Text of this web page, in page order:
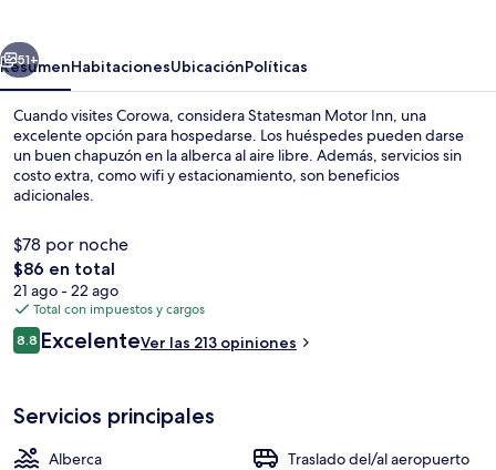
Siguiente
51+
ResumenHabitacionesUbicaciónPolíticas
Cuando visites Corowa, considera Statesman Motor Inn, una
excelente opción para hospedarse. Los huéspedes pueden darse
un buen chapuzón en la alberca al aire libre. Además, servicios sin
costo extra, como wifi y estacionamiento, son beneficios
adicionales.
$78 por noche
El
precio
total
es
de
$86 en total
21 ago - 22 ago
Total con impuestos y cargos
Opiniones
8.88.8 de 10,
ExcelenteVer las 213 opiniones
Servicios principales
Alberca
Traslado del/al aeropuerto